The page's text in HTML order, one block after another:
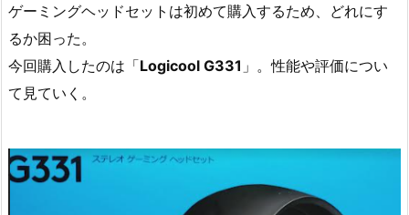
ゲーミングヘッドセットは初めて購入するため、どれにす
るか困った。
今回購入したのは「Logicool G331 」。性能や評価につい
て見ていく。